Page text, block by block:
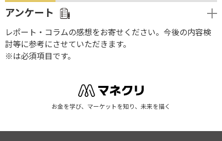
アンケート
レポート・コラムの感想をお寄せください。今後の内容検
討等に参考にさせていただきます。
※は必須項目です。
お金を学び、マーケットを知り、未来を描く